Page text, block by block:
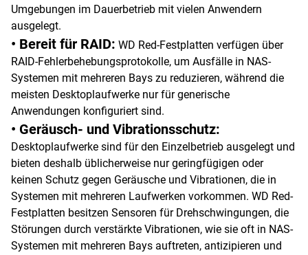
Umgebungen im Dauerbetrieb mit vielen Anwendern
ausgelegt.
• Bereit für RAID: WD Red-Festplatten verfügen über
RAID-Fehlerbehebungsprotokolle, um Ausfälle in NAS-
Systemen mit mehreren Bays zu reduzieren, während die
meisten Desktoplaufwerke nur für generische
Anwendungen konfiguriert sind.
• Geräusch- und Vibrationsschutz:
Desktoplaufwerke sind für den Einzelbetrieb ausgelegt und
bieten deshalb üblicherweise nur geringfügigen oder
keinen Schutz gegen Geräusche und Vibrationen, die in
Systemen mit mehreren Laufwerken vorkommen. WD Red-
Festplatten besitzen Sensoren für Drehschwingungen, die
Störungen durch verstärkte Vibrationen, wie sie oft in NAS-
Systemen mit mehreren Bays auftreten, antizipieren und